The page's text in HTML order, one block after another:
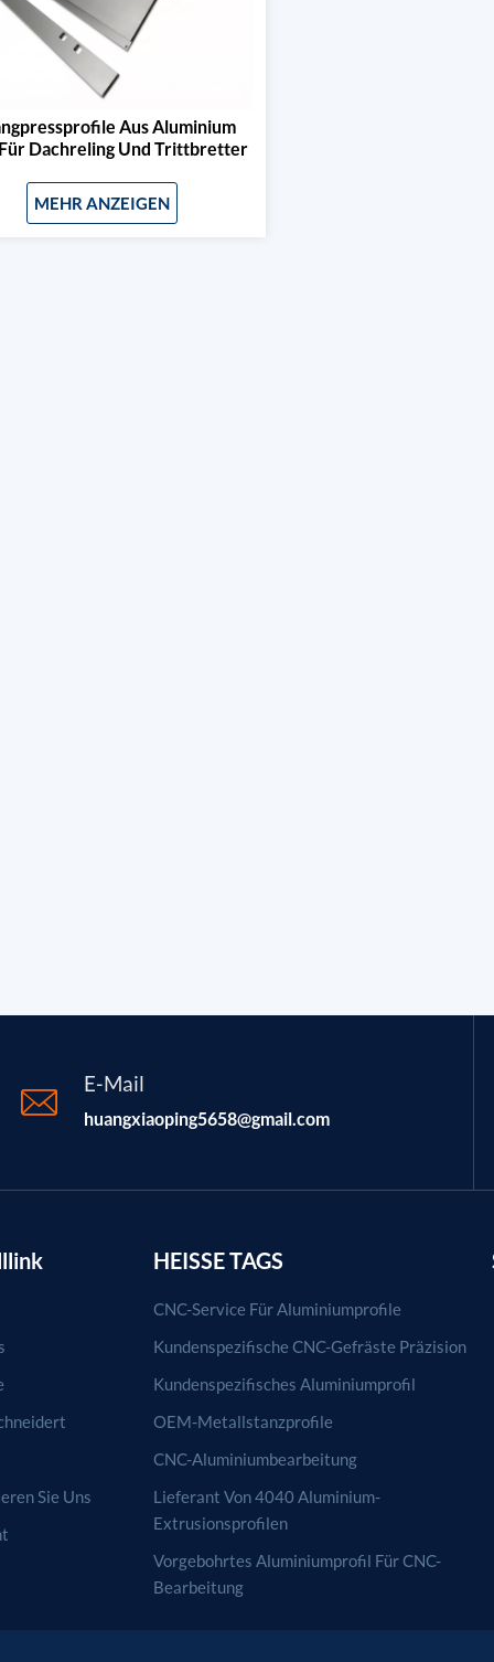
Aus Aluminium
Dachreling Und Trittbretter
MEHR ANZEIGEN
E-Mail
huangxiaoping5658@gmail.com
Sie Uns
HEISSE TAGS
CNC-Service Für Aluminiumprofile
Kundenspezifische CNC-Gefräste Präzision
Kundenspezifisches Aluminiumprofil
OEM-Metallstanzprofile
CNC-Aluminiumbearbeitung
Lieferant Von 4040 Aluminium-
Extrusionsprofilen
Vorgebohrtes Aluminiumprofil Für CNC-
Bearbeitung